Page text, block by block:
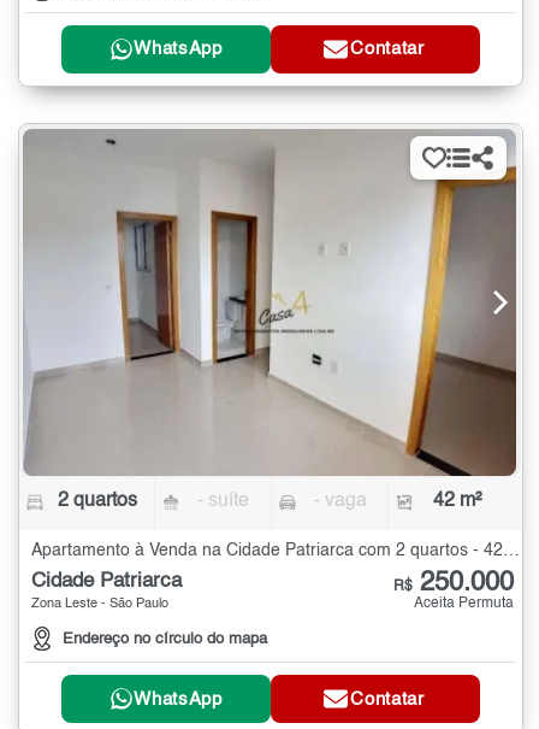
WhatsApp Contatar
2 quartos - suíte - vaga 42 m²
Apartamento à Venda na Cidade Patriarca com 2 quartos - 42 m²
Cidade Patriarca
Zona Leste - São Paulo
Endereço no círculo do mapa
R$ 250.000
Aceita Permuta
WhatsApp Contatar